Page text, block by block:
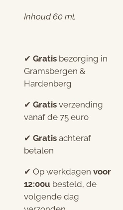
Inhoud 60 ml.
✔︎ Gratis bezorging in
Gramsbergen &
Hardenberg
✔︎ Gratis verzending
vanaf de 75 euro
✔︎ Gratis achteraf
betalen
✔︎ Op werkdagen voor
12:00u besteld, de
volgende dag